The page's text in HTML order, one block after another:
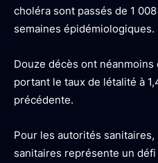
choléra sont passés de 1
semaines épidémiologiques.
Douze décès ont
portant le taux de létalité à
précédente.
Pour les autorités
sanitaires représente un